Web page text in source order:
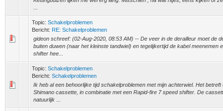
Topic: Schakelproblemen
Bericht: RE: Schakelproblemen
gideon schreef: (02-Aug-2020, 08:53 AM) -- De veer in de derailleur moet de
buiten duwen (naar het kleinste tandwiel) en tegelijkertijd de kabel meenemen
shifter hee...
Topic: Schakelproblemen
Bericht: Schakelproblemen
Ik heb al een behoorlijke tijd schakelproblemen met mijn achterwiel. Het betreft
Shimano cassette, in combinatie met een Rapid-fire 7 speed shifter. De
natuurlijk ...